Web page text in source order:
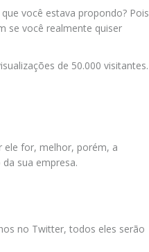
você estava propondo? Pois
se você realmente quiser
de 50.000 visitantes.
ele for, melhor, porém, a
sua empresa.
no Twitter, todos eles serão